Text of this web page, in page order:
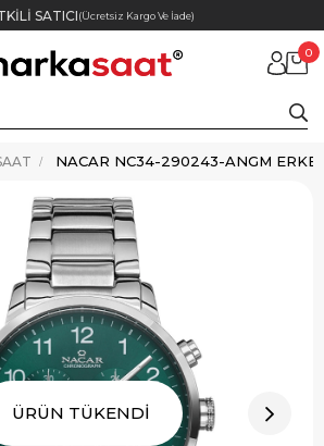
SATICI(Ücretsiz Kargo Ve İade)
0
NACAR NC34-290243-ANGM
ÜRÜN TÜKENDİ